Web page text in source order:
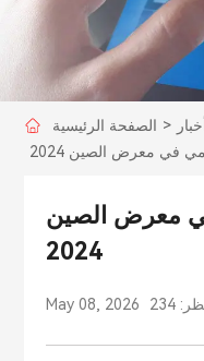
الصفحة الرئيسية >
في معرض الصين 2024
في معرض الصين
2024
May 08, 2026 234